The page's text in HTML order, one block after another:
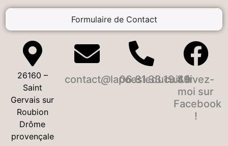
Formulaire de Contact
26160 –
Saint
Gervais sur
Roubion
Drôme
provençale
contact lapoesieducuir fr
06.81.33.19.49Suivez-
moi sur
Facebook
!